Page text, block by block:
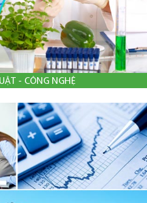
- CÔNG NGHỆ